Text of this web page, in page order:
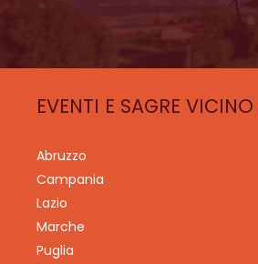
EVENTI E SAGRE
Abruzzo
Campania
Lazio
Marche
Puglia